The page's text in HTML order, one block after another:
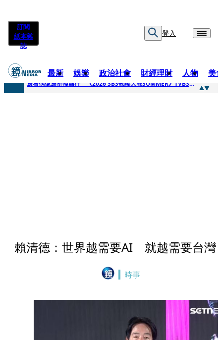
訂閱
紙本雜
誌
登入
最新 娛樂 政治社會 財經理財 人物 美
快訊
邊看偶像邊拚韓國行 《2026 SBS歌謠大戰SUMMER》TVBS直播祭追星福利
賴清德：世界越需要AI 就越需要台灣
時事